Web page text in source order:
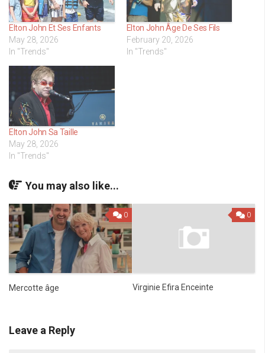
Elton John Et Ses Enfants
May 28, 2026
In "Trends"
Elton John Âge De Ses Fils
February 20, 2026
In "Trends"
Elton John Sa Taille
May 28, 2026
In "Trends"
You may also like...
0
Mercotte âge
0
Virginie Efira Enceinte
Leave a Reply